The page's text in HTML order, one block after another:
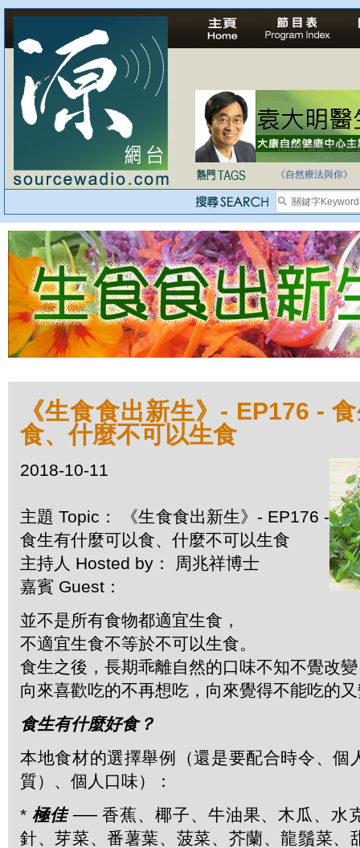
法治社會並不等同
自家教育合法化-
《自然療法與你》
《生食食出新生》- EP176 -
食、什麼不可以生食
2018-10-11
主題 Topic： 《生食食出新生》- EP176 -
食生有什麼可以食、什麼不可以生食
主持人 Hosted by： 周兆祥博士
嘉賓 Guest：
並不是所有食物都適宜生食，
不適宜生食不等於不可以生食。
食生之後，長期乖離自然的口味不知不覺改變
向來喜歡吃的不再想吃，向來覺得不能吃的
食生有什麼好食？
本地食材的選擇舉例（還是要配合時令、個
質）、個人口味）：
* 極佳── 香蕉、椰子、牛油果、木瓜、水
針、芽菜、番薯葉、菠菜、芥蘭、龍鬚菜、